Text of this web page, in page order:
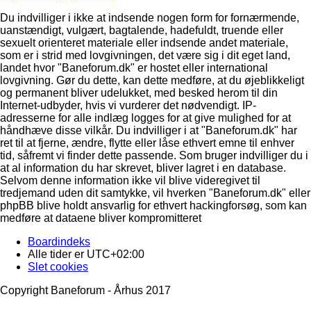
Du indvilliger i ikke at indsende nogen form for fornærmende,
uanstændigt, vulgært, bagtalende, hadefuldt, truende eller
sexuelt orienteret materiale eller indsende andet materiale,
som er i strid med lovgivningen, det være sig i dit eget land,
landet hvor "Baneforum.dk" er hostet eller international
lovgivning. Gør du dette, kan dette medføre, at du øjeblikkeligt
og permanent bliver udelukket, med besked herom til din
Internet-udbyder, hvis vi vurderer det nødvendigt. IP-
adresserne for alle indlæg logges for at give mulighed for at
håndhæve disse vilkår. Du indvilliger i at "Baneforum.dk" har
ret til at fjerne, ændre, flytte eller låse ethvert emne til enhver
tid, såfremt vi finder dette passende. Som bruger indvilliger du i
at al information du har skrevet, bliver lagret i en database.
Selvom denne information ikke vil blive videregivet til
tredjemand uden dit samtykke, vil hverken "Baneforum.dk" eller
phpBB blive holdt ansvarlig for ethvert hackingforsøg, som kan
medføre at dataene bliver kompromitteret
Boardindeks
Alle tider er UTC+02:00
Slet cookies
Copyright Baneforum - Århus 2017